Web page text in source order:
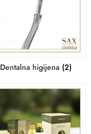
Dentalna higijena (2)